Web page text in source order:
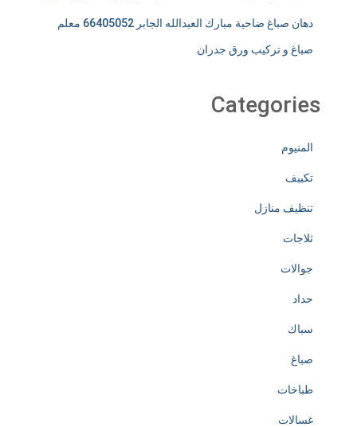
دهان صباغ ضاحية مبارك العبدالله الجابر 66405052 معلم
صباغ و تركيب ورق جدران
Categories
المنيوم
تكييف
تنظيف منازل
ثلاجات
جوالات
حداد
سباك
صباغ
طباخات
غسالات